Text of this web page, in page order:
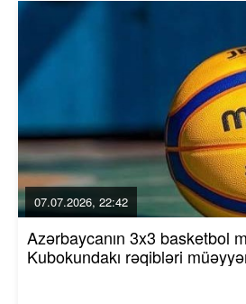
07.07.2026, 22:42
Azərbaycanın 3x3 basketbol
Kubokundakı rəqibləri